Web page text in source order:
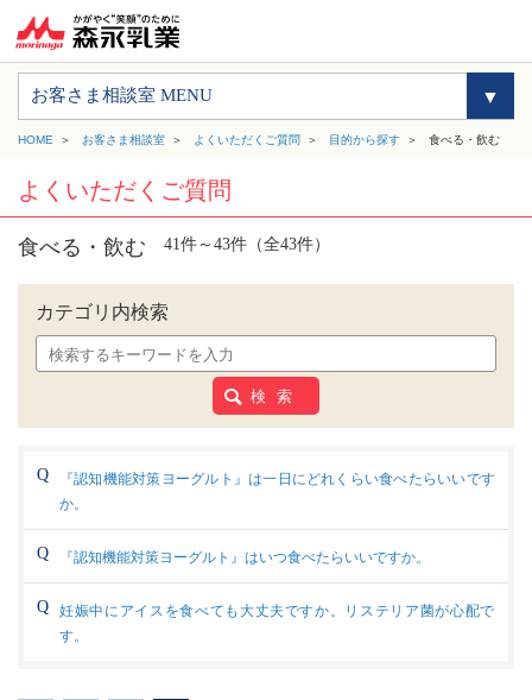
お客さま相談室 MENU
HOME お客さま相談室 よくいただくご質問 目的から探す 食べる・飲む
よくいただくご質問
食べる・飲む 41件～43件（全43件）
カテゴリ内検索
検 索
『認知機能対策ヨーグルト』は一日にどれくらい食べたらいいです
か。
『認知機能対策ヨーグルト』はいつ食べたらいいですか。
妊娠中にアイスを食べても大丈夫ですか。リステリア菌が心配で
す。